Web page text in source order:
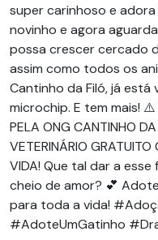
super carinhoso e
novinho e agora
possa crescer cercado
assim como todos os
Cantinho da Filó, já está
microchip. E tem mais! ⚠️
PELA ONG CANTINHO
VETERINÁRIO
VIDA! Que tal dar a
cheio de amor? 💕
para toda a vida!
#AdoteUmGatinho